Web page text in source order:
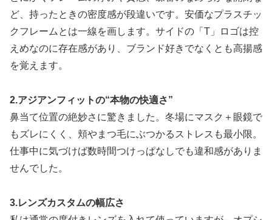
ど、持ったときの密度感が段違いです。安価なプラスチッ
クフレームとは一線を画します。サイドの「T」ロゴは控
えめなのに存在感があり、ブランド好きでなくとも高揚感
を覚えます。
2.アジアンフィットの“本物の快適さ”
鼻当て位置の絶妙さに驚きました。冬場にマスク＋眼鏡で
もズレにくく、頬やまつ毛にぶつかるストレスも最小限。
仕事中に気づけば数時間つけっぱなしでも違和感がありま
せんでした。
3.レンズカスタムの幅広さ